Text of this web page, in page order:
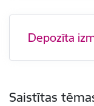
Depozīta
Saistītas